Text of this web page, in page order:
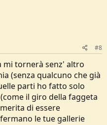
#8
mi tornerà senz' altro
(senza qualcuno che già
parti ho fatto solo
il giro della faggeta
di essere
le tue gallerie